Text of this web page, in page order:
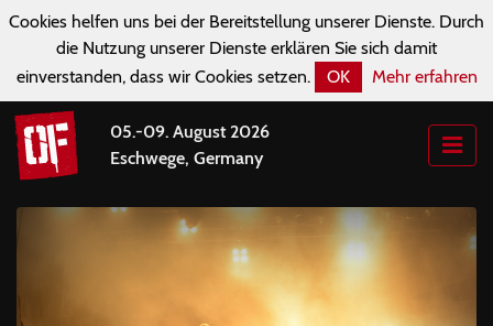
Cookies helfen uns bei der Bereitstellung unserer Dienste. Durch
die Nutzung unserer Dienste erklären Sie sich damit
einverstanden, dass wir Cookies setzen.
OK Mehr erfahren
05.-09. August 2026
Eschwege, Germany